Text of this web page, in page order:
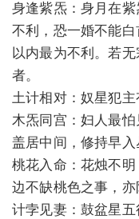
身逢紫炁：身月在
不利，恐一婚不能
以内最为不利。若
者。
土计相对：奴星犯主
木炁同宫：妇人最
盖居中间，修持早入
桃花入命：花烛不
边不缺桃色之事，亦
计孛见妻：鼓盆星